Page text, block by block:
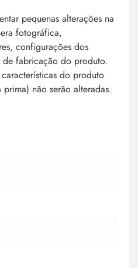
pequenas alterações na
fotográfica,
configurações dos
de fabricação do produto.
do produto
não serão alteradas.